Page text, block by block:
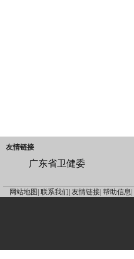
友情链接
广东省卫健委
网站地图| 联系我们| 友情链接| 帮助信息|